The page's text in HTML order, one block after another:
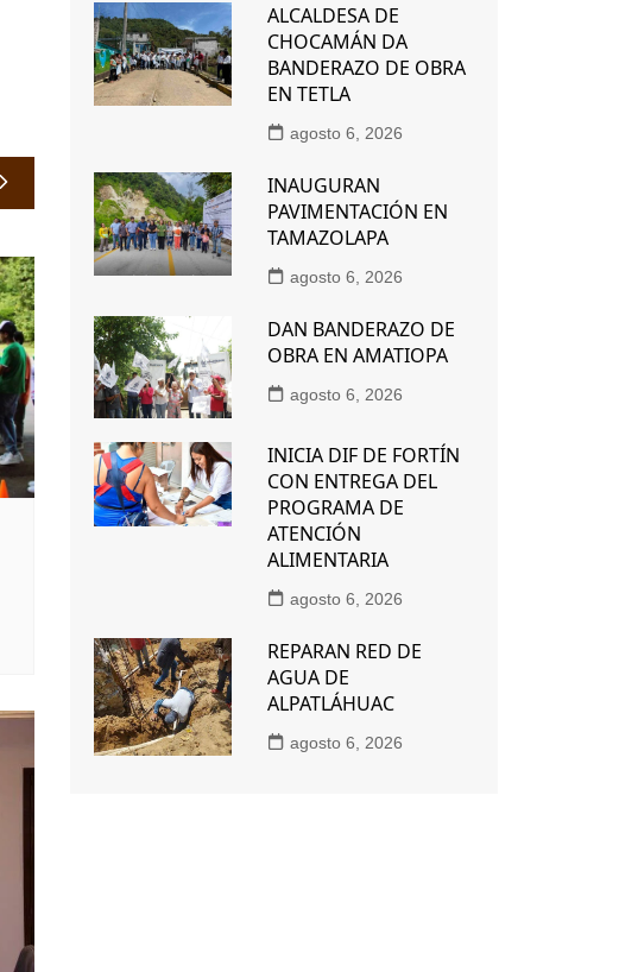
ALCALDESA DE
CHOCAMÁN DA
BANDERAZO DE OBRA
EN TETLA
agosto 6, 2026
INAUGURAN
PAVIMENTACIÓN EN
TAMAZOLAPA
agosto 6, 2026
DAN BANDERAZO DE
OBRA EN AMATIOPA
agosto 6, 2026
INICIA DIF DE FORTÍN
CON ENTREGA DEL
PROGRAMA DE
ATENCIÓN
ALIMENTARIA
agosto 6, 2026
REPARAN RED DE
AGUA DE
ALPATLÁHUAC
agosto 6, 2026